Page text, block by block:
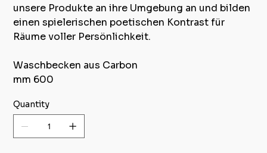
unsere Produkte an ihre Umgebung an und bilden
einen spielerischen poetischen Kontrast für
Räume voller Persönlichkeit.
Waschbecken aus Carbon
mm 600
Quantity